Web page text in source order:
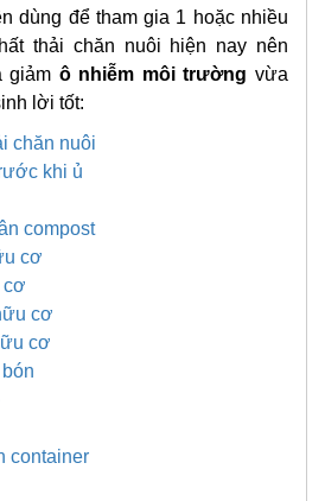
dùng để tham gia 1 hoặc nhiều
thải chăn nuôi hiện nay nên
giảm ô nhiễm môi trường vừa
lời tốt:
chăn nuôi
khi ủ
compost
cơ
cơ
cơ
cơ
container